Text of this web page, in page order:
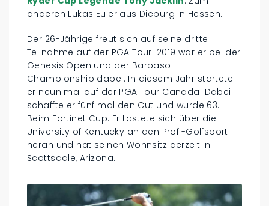
anderen Lukas Euler aus Dieburg in Hessen.
Der 26-Jährige freut sich auf seine dritte
Teilnahme auf der PGA Tour. 2019 war er bei der
Genesis Open und der Barbasol
Championship dabei. In diesem Jahr startete
er neun mal auf der PGA Tour Canada. Dabei
schaffte er fünf mal den Cut und wurde 63.
Beim Fortinet Cup. Er tastete sich über die
University of Kentucky an den Profi-Golfsport
heran und hat seinen Wohnsitz derzeit in
Scottsdale, Arizona.